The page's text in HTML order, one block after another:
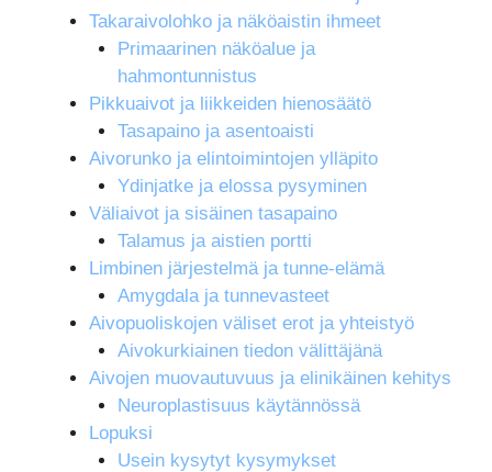
Takaraivolohko ja näköaistin ihmeet
Primaarinen näköalue ja
hahmontunnistus
Pikkuaivot ja liikkeiden hienosäätö
Tasapaino ja asentoaisti
Aivorunko ja elintoimintojen ylläpito
Ydinjatke ja elossa pysyminen
Väliaivot ja sisäinen tasapaino
Talamus ja aistien portti
Limbinen järjestelmä ja tunne-elämä
Amygdala ja tunnevasteet
Aivopuoliskojen väliset erot ja yhteistyö
Aivokurkiainen tiedon välittäjänä
Aivojen muovautuvuus ja elinikäinen kehitys
Neuroplastisuus käytännössä
Lopuksi
Usein kysytyt kysymykset